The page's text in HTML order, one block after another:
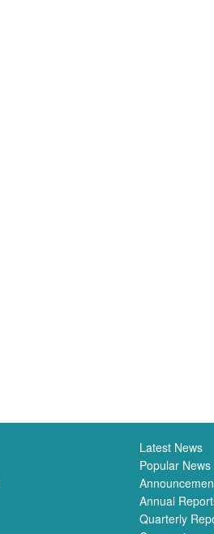
Latest News
Popular News
Annual
Quarterly